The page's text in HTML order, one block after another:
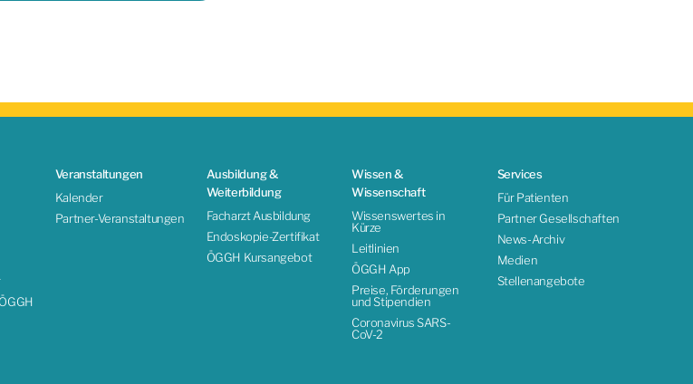
Veranstaltungen
Kalender
Partner-Veranstaltungen
Ausbildung &
Weiterbildung
Facharzt Ausbildung
Endoskopie-Zertifikat
ÖGGH Kursangebot
Wissen &
Wissenschaft
Wissenswertes in
Kürze
Leitlinien
ÖGGH App
Preise, Förderungen
und Stipendien
Coronavirus SARS-
CoV-2
Services
Für Patienten
Partner Gesellschaften
News-Archiv
Medien
Stellenangebote